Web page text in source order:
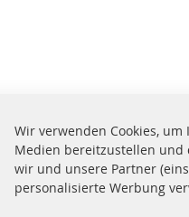
Wir verwenden Cookies,
Medien bereitzustellen und
wir und unsere Partner
personalisierte Werbung